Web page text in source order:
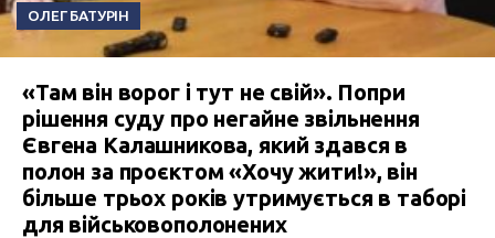
ОЛЕГ БАТУРІН
«Там він ворог і тут не свій». Попри
рішення суду про негайне звільнення
Євгена Калашникова, який здався в
полон за проєктом «Хочу жити!», він
більше трьох років утримується в таборі
для військовополонених